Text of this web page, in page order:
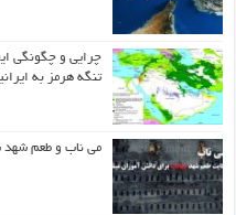
چرایی و چگونگی
تنگه هرمز به
می ناب و طعم شهد